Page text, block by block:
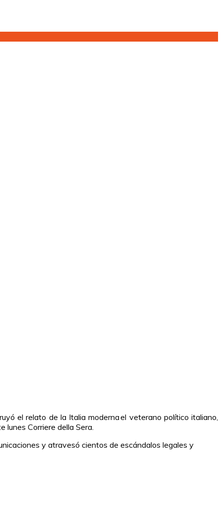
el relato de la Italia moderna el veterano político italiano,
Corriere della Sera.
y atravesó cientos de escándalos legales y